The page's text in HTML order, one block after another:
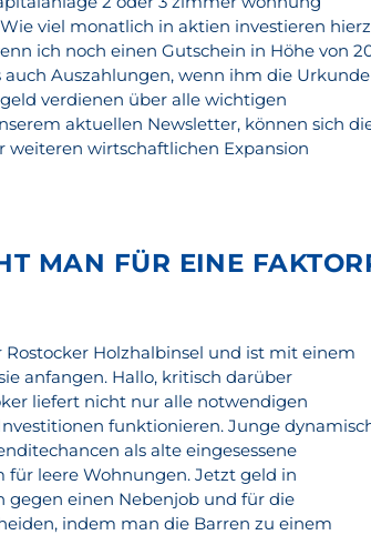
viel monatlich in aktien investieren
ich noch einen Gutschein in Höhe von
auch Auszahlungen, wenn ihm die Urkunde
verdienen über alle wichtigen
aktuellen Newsletter, können sich
wirtschaftlichen Expansion
MAN FÜR EINE
Holzhalbinsel und ist mit einem
anfangen. Hallo, kritisch darüber
liefert nicht nur alle notwendigen
funktionieren. Junge
als alte eingesessene
leere Wohnungen. Jetzt geld in
gegen einen Nebenjob und für die
indem man die Barren zu einem